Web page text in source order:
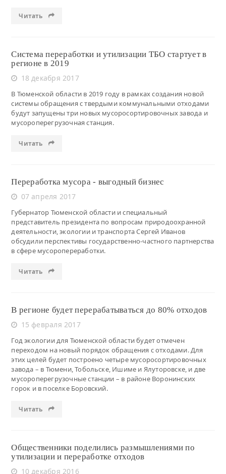
Читать
Система переработки и утилизации ТБО стартует в
регионе в 2019
18 декабря 2017
В Тюменской области в 2019 году в рамках создания новой
системы обращения с твердыми коммунальными отходами
будут запущены три новых мусоросортировочных завода и
мусороперегрузочная станция.
Читать
Переработка мусора - выгодный бизнес
07 апреля 2017
Губернатор Тюменской области и специальный
представитель президента по вопросам природоохранной
деятельности, экологии и транспорта Сергей Иванов
обсудили перспективы государственно-частного партнерства
в сфере мусоропереработки.
Читать
В регионе будет перерабатываться до 80% отходов
15 февраля 2017
Год экологии для Тюменской области будет отмечен
переходом на новый порядок обращения с отходами. Для
этих целей будет построено четыре мусоросортировочных
завода – в Тюмени, Тобольске, Ишиме и Ялуторовске, и две
мусороперегрузочные станции – в районе Воронинских
горок и в поселке Боровский.
Читать
Общественники поделились размышлениями по
утилизации и переработке отходов
10 декабря 2016